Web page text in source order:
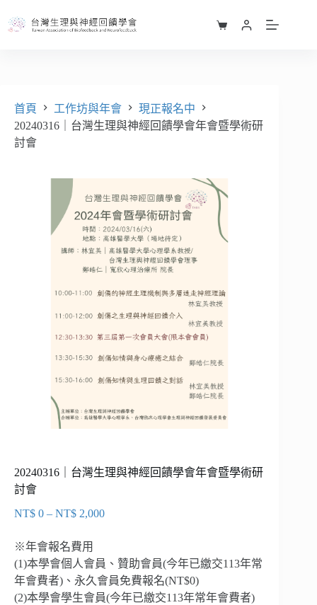
至
NT$ 0 – NT$2,000價
NT$ 2,000
購
首頁 工作坊與年會
現正報名中
20240316｜台灣生理與神經回饋學會年會暨學術研
討會
20240316｜台灣生理與神經回饋學會年會暨學術研
討會
NT$ 0 – NT$ 2,000價
圍：
NT$ 0
到
※年會報名費用
(1)本學會個人會員、贊助會員(今年已繳交113年常
年會費者)、永久會員免費報名(NT$0)
(2)本學會學生會員(今年已繳交113年常年會費者)